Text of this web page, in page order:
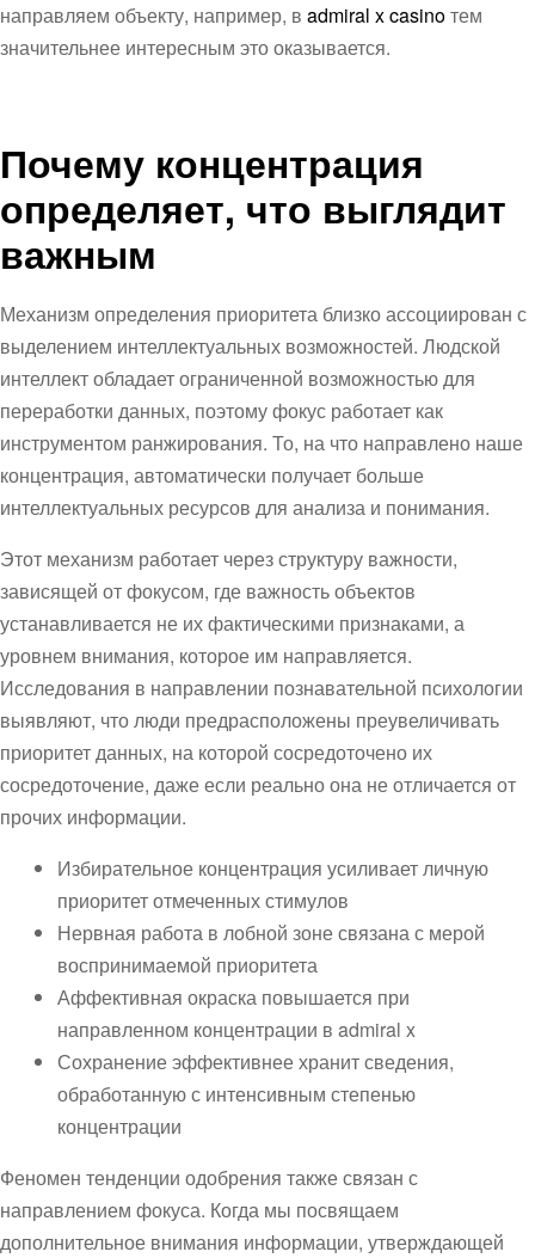
направляем объекту, например, в admiral x casinoтем
значительнее интересным это оказывается.
Почему концентрация
определяет, что выглядит
важным
Механизм определения приоритета близко ассоциирован с
выделением интеллектуальных возможностей. Людской
интеллект обладает ограниченной возможностью для
переработки данных, поэтому фокус работает как
инструментом ранжирования. То, на что направлено наше
концентрация, автоматически получает больше
интеллектуальных ресурсов для анализа и понимания.
Этот механизм работает через структуру важности,
зависящей от фокусом, где важность объектов
устанавливается не их фактическими признаками, а
уровнем внимания, которое им направляется.
Исследования в направлении познавательной психологии
выявляют, что люди предрасположены преувеличивать
приоритет данных, на которой сосредоточено их
сосредоточение, даже если реально она не отличается от
прочих информации.
Избирательное концентрация усиливает личную
приоритет отмеченных стимулов
Нервная работа в лобной зоне связана с мерой
воспринимаемой приоритета
Аффективная окраска повышается при
направленном концентрации в admiral x
Сохранение эффективнее хранит сведения,
обработанную с интенсивным степенью
концентрации
Феномен тенденции одобрения также связан с
направлением фокуса. Когда мы посвящаем
дополнительное внимания информации, утверждающей